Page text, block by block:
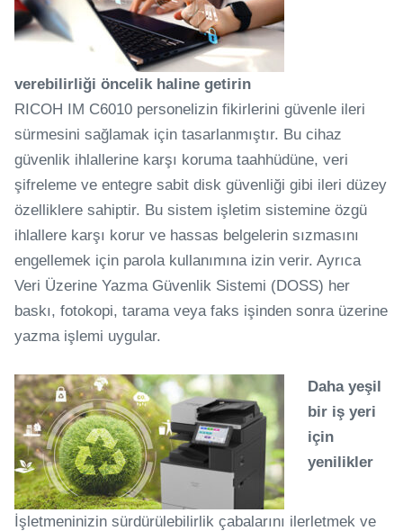
verebilirliği öncelik haline getirin
RICOH IM C6010 personelizin fikirlerini güvenle ileri
sürmesini sağlamak için tasarlanmıştır. Bu cihaz
güvenlik ihlallerine karşı koruma taahhüdüne, veri
şifreleme ve entegre sabit disk güvenliği gibi ileri düzey
özelliklere sahiptir. Bu sistem işletim sistemine özgü
ihlallere karşı korur ve hassas belgelerin sızmasını
engellemek için parola kullanımına izin verir. Ayrıca
Veri Üzerine Yazma Güvenlik Sistemi (DOSS) her
baskı, fotokopi, tarama veya faks işinden sonra üzerine
yazma işlemi uygular.
Daha yeşil
bir iş yeri
için
yenilikler
İşletmeninizin sürdürülebilirlik çabalarını ilerletmek ve